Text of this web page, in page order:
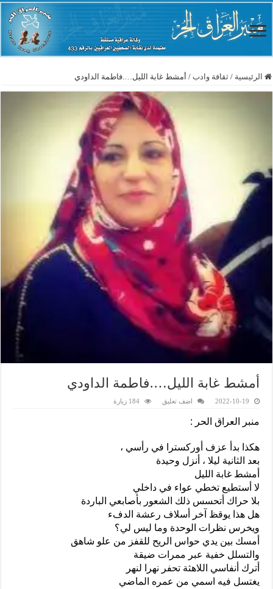
الرئيسية / ثقافة وادب / أمشط غابة الليل….فاطمة الداودي
أمشط غابة الليل….فاطمة الداودي
2022-10-19 اضف تعليق 184 زيارة
منبر العراق الحر :
هكذا بدأ عزف أوركسترا في رأسي ،
بعد الثانية ليلا ، أنزل وحيدة
أمشط غابة الليل
لا أستطيع تخطي عواء في داخلي
بلا حراك أتحسس ذلك الشعور بأصابعي الباردة
هل هذا يوقظ آخر أسلاف رعشة الدفء
ويخرس نظرات الوحدة وما ليس لي؟
أمسك بين يدي حواس الريح للقفز من علو شاهق
والتسلل خفية عبر ممرات ضيقة
أترك أنفاسي اللاهثة تحفر نهرا لنهر
يغتسل فيه اسمي من عمره الماضي